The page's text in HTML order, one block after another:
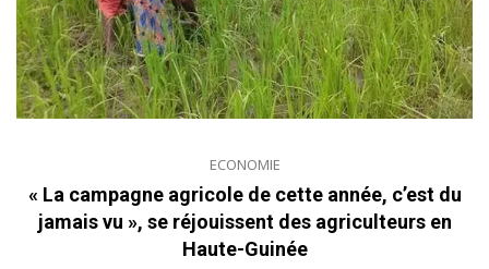
ECONOMIE
« La campagne agricole de cette année, c’est du
jamais vu », se réjouissent des agriculteurs en
Haute-Guinée